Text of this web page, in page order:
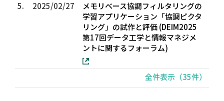
5. 2025/02/27
メモリベース協調フィルタリングの
学習アプリケーション「協調ピクタ
リング」の試作と評価 (DEIM2025
第17回データ工学と情報マネジメ
ントに関するフォーラム)
全件表示（35件）